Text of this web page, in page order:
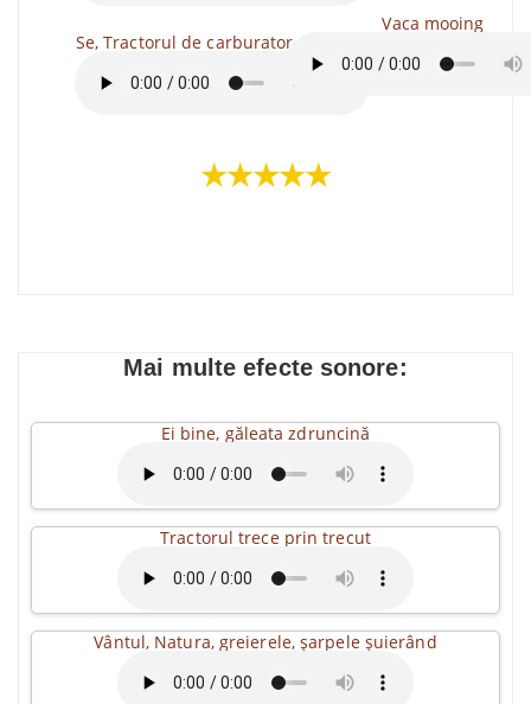
Se, Tractorul de carburator pornește
Vaca mooing
★★★★★
Mai multe efecte sonore:
Ei bine, găleata zdruncină
Tractorul trece prin trecut
Vântul, Natura, greierele, șarpele șuierând